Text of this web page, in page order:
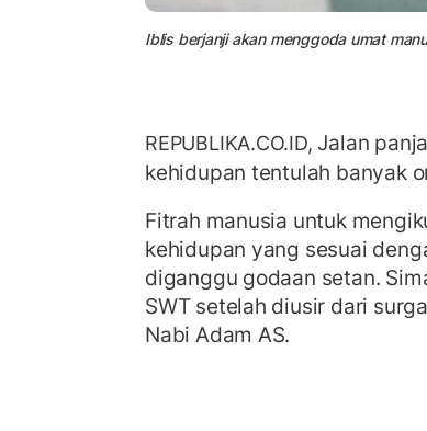
Iblis berjanji akan menggoda umat
REPUBLIKA.CO.ID,Jalan
kehidupan tentulah banyak
Fitrah manusia untuk
kehidupan yang sesuai
diganggu godaan setan.
SWT setelah diusir dari
Nabi Adam AS.